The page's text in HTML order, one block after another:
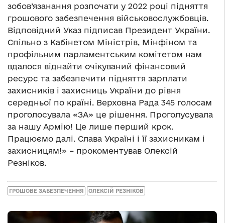
зобов’язанання розпочати у 2022 році підняття
грошового забезпечення військовослужбовців.
Відповідний Указ підписав Президент України.
Спільно з Кабінетом Міністрів, Мінфіном та
профільним парламентським комітетом нам
вдалося віднайти очікуваний фінансовий
ресурс та забезпечити підняття зарплати
захисників і захисниць України до рівня
середньої по країні. Верховна Рада 345 голосам
проголосувала «ЗА» це рішення. Проголусувала
за нашу Армію! Це лише перший крок.
Працюємо далі. Слава Україні і її захисникам і
захисницям!» – прокоментував Олексій
Резніков.
ГРОШОВЕ ЗАБЕЗПЕЧЕННЯ ОЛЕКСІЙ РЕЗНІКОВ